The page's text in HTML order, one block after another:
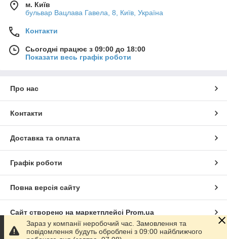
м. Київ
бульвар Вацлава Гавела, 8, Київ, Україна
Контакти
Сьогодні працює з 09:00 до 18:00
Показати весь графік роботи
Про нас
Контакти
Доставка та оплата
Графік роботи
Повна версія сайту
Сайт створено на маркетплейсі Prom.ua
Політика конфіденційності
Зараз у компанії неробочий час. Замовлення та
повідомлення будуть оброблені з 09:00 найближчого